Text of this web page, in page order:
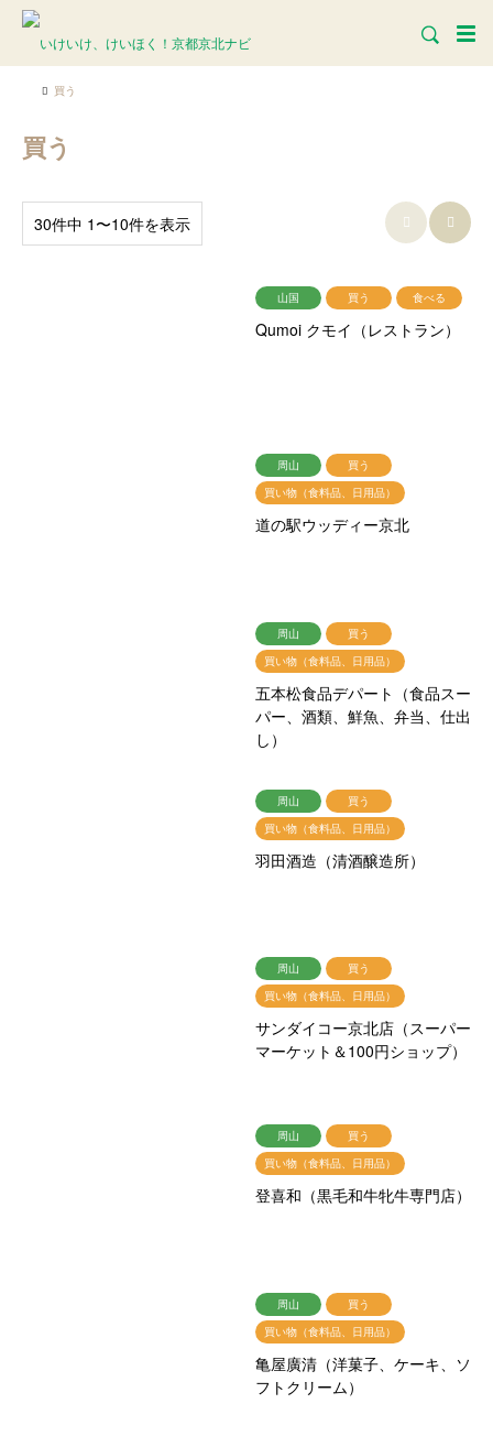
買う
買う
30件中 1〜10件を表示  
山国 買う 食べる
Qumoi クモイ（レストラン）
周山
買う
買い物（食料品、日用品）
道の駅ウッディー京北
周山
買う
買い物（食料品、日用品）
五本松食品デパート（食品スー
パー、酒類、鮮魚、弁当、仕出
し）
周山
買う
買い物（食料品、日用品）
羽田酒造（清酒醸造所）
周山
買う
買い物（食料品、日用品）
サンダイコー京北店（スーパー
マーケット＆100円ショップ）
周山
買う
買い物（食料品、日用品）
登喜和（黒毛和牛牝牛専門店）
周山
買う
買い物（食料品、日用品）
亀屋廣清（洋菓子、ケーキ、ソ
フトクリーム）